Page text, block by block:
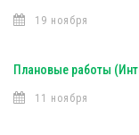
19 ноября
Плановые работы
11 ноября